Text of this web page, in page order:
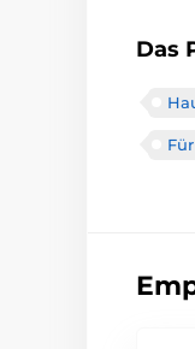
Das